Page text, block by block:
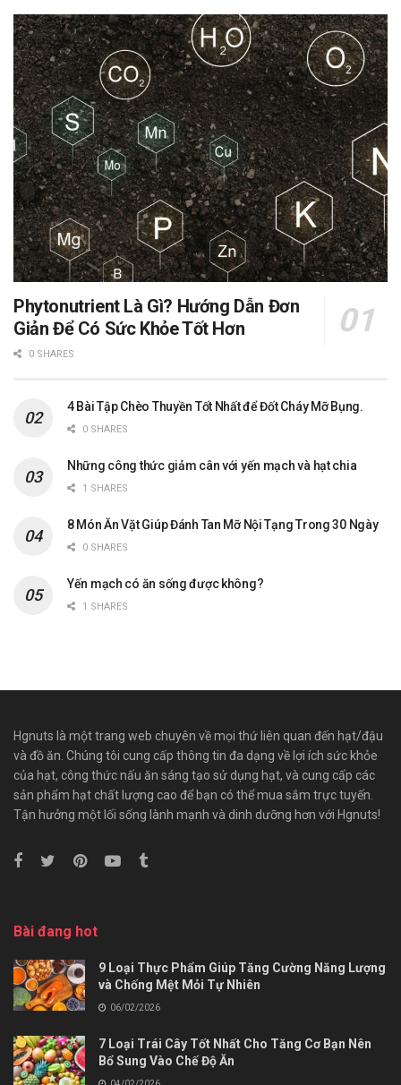
Phytonutrient Là Gì? Hướng Dẫn Đơn
Giản Để Có Sức Khỏe Tốt Hơn
0 SHARES
4 Bài Tập Chèo Thuyền Tốt Nhất để Đốt Cháy Mỡ Bụng.
0 SHARES
Những công thức giảm cân với yến mạch và hạt chia
1 SHARES
8 Món Ăn Vặt Giúp Đánh Tan Mỡ Nội Tạng Trong 30 Ngày
0 SHARES
Yến mạch có ăn sống được không?
1 SHARES
Hgnuts là một trang web chuyên về mọi thứ liên quan đến hạt/đậu
và đồ ăn. Chúng tôi cung cấp thông tin đa dạng về lợi ích sức khỏe
của hạt, công thức nấu ăn sáng tạo sử dụng hạt, và cung cấp các
sản phẩm hạt chất lượng cao để bạn có thể mua sắm trực tuyến.
Tận hưởng một lối sống lành mạnh và dinh dưỡng hơn với Hgnuts!
Bài đang hot
9 Loại Thực Phẩm Giúp Tăng Cường Năng Lượng
và Chống Mệt Mỏi Tự Nhiên
06/02/2026
7 Loại Trái Cây Tốt Nhất Cho Tăng Cơ Bạn Nên
Bổ Sung Vào Chế Độ Ăn